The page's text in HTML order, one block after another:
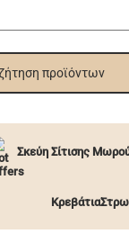
Σκεύη Σίτισης
Κρεβάτια